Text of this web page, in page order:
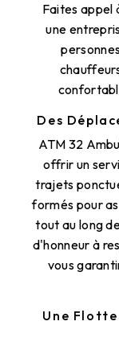
Faites appel
une
Des
ATM 32
offrir un
trajets
formés pour
tout au long
d'honneur à
vous
Une Flotte